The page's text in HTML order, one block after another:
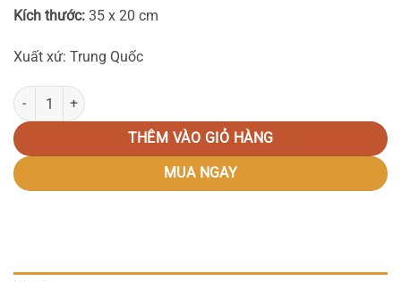
Kích thước: 35 x 20 cm
Xuất xứ: Trung Quốc
Túi bắt kem silicon số lượng
THÊM VÀO GIỎ HÀNG
MUA NGAY